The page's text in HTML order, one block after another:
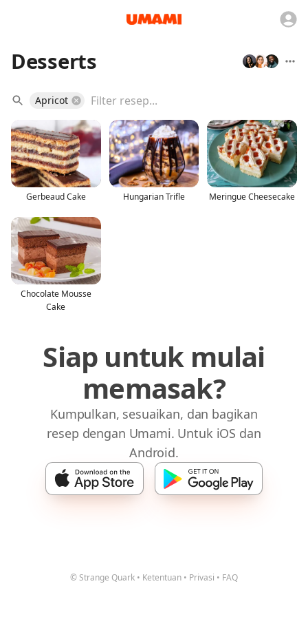
Desserts
Apricot
Gerbeaud Cake Hungarian Trifle Meringue Cheesecake
Chocolate Mousse
Cake
Siap untuk mulai
memasak?
Kumpulkan, sesuaikan, dan bagikan
resep dengan Umami. Untuk iOS dan
Android.
© Strange Quark • Ketentuan • Privasi • FAQ